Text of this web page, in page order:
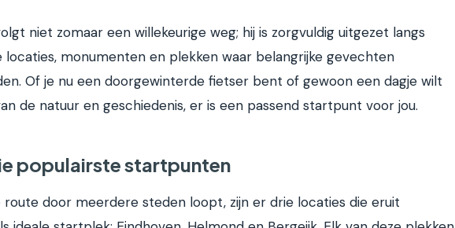
niet zomaar een willekeurige weg; hij is zorgvuldig uitgezet langs
locaties, monumenten en plekken waar belangrijke gevechten
Of je nu een doorgewinterde fietser bent of gewoon een dagje wilt
de natuur en geschiedenis, er is een passend startpunt voor jou.
populairste startpunten
route door meerdere steden loopt, zijn er drie locaties die eruit